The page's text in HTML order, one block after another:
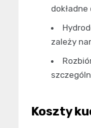
zależy
Koszty